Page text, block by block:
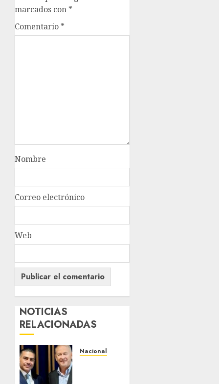
marcados con *
Comentario *
Nombre
Correo electrónico
Web
NOTICIAS
RELACIONADAS
Nacional